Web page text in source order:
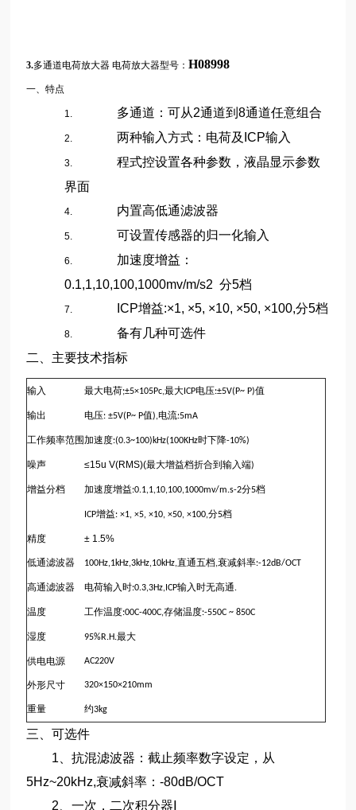
3.多通道电荷放大器 电荷放大器型号：H08998
一、特点
1. 多通道：可从2通道到8通道任意组合
2. 两种输入方式：电荷及 ICP输入
3.
程式控设置各种参数，液晶显示参数
界面
4. 内置高低通滤波器
5. 可设置传感器的归一化输入
6.
加速度增益：
0.1,1,10,100,1000mv/m/s2分5档
7. ICP增益:×1, ×5, ×10, ×50, ×100,分5档
8.
备有几种可选件
二、主要技术指标
输入 最大电荷;±5×105Pc,最大 ICP电压:±5V(P~ P)值
输出 电压: ±5V(P~ P值),电流:5mA
工作频率范围加速度:(0.3~100)kHz(100KHz时下降-10%)
噪声 ≤15u V(RMS)(最大增益档折合到输入端)
增益分档 加速度增益:0.1,1,10,100,1000mv/m.s-2分5档
ICP增益: ×1, ×5, ×10, ×50, ×100,分5档
精度 ± 1.5%
低通滤波器 100Hz,1kHz,3kHz,10kHz,直通五档,衰减斜率:-12dB/OCT
高通滤波器 电荷输入时:0.3,3Hz,ICP输入时无高通.
温度 工作温度:00C-400C,存储温度:-550C ~ 850C
湿度 95%R.H.最大
供电电源 AC220V
外形尺寸 320×150×210mm
重量 约3kg
三、可选件
1 、抗混滤波器：截止频率数字设定，从
5Hz~20kHz,衰减斜率：-80dB/OCT
2 、一次，二次积分器Ⅰ